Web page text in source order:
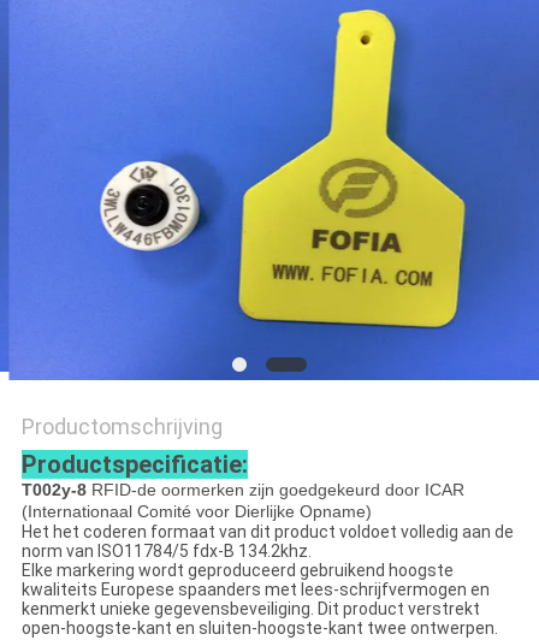
Productomschrijving
Productspecificatie:
T002y-8 RFID-de oormerken zijn goedgekeurd door ICAR
(Internationaal Comité voor Dierlijke Opname)
Het het coderen formaat van dit product voldoet volledig aan de
norm van ISO11784/5 fdx-B 134.2khz.
Elke markering wordt geproduceerd gebruikend hoogste
kwaliteits Europese spaanders met lees-schrijfvermogen en
kenmerkt unieke gegevensbeveiliging. Dit product verstrekt
open-hoogste-kant en sluiten-hoogste-kant twee ontwerpen.